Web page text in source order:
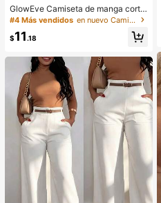
GlowEve Camiseta de manga corta
de cuello redondo de unicolor casu
r
#4 Más vendidos en nuevo Camisetas De Mujer
$11.18